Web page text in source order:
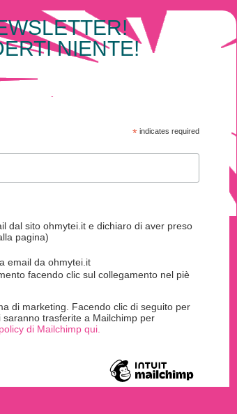
NIENTE!
* indicates required
dal sito ohmytei.it e dichiaro di aver preso
pagina)
email da ohmytei.it
facendo clic sul collegamento nel piè
di marketing. Facendo clic di seguito per
trasferite a Mailchimp per
di Mailchimp qui.